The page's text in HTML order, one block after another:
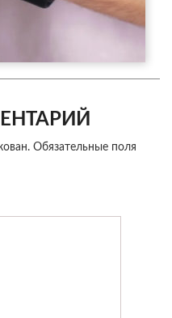
Обязательные поля